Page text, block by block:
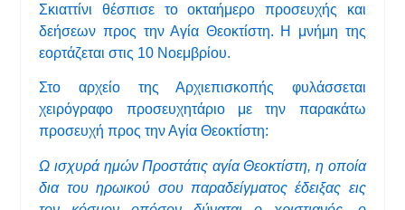
Σκιαττίνι θέσπισε το οκταήμερο προσευχής και
δεήσεων προς την Αγία Θεοκτίστη. Η μνήμη της
εορτάζεται στις 10 Νοεμβρίου.
Στο αρχείο της Αρχιεπισκοπής φυλάσσεται
χειρόγραφο προσευχητάριο με την παρακάτω
προσευχή προς την Αγία Θεοκτίστη:
Ω ισχυρά ημών Προστάτις αγία Θεοκτίστη, η οποία
δια του ηρωικού σου παραδείγματος έδειξας εις